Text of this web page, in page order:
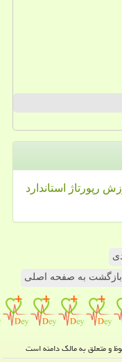
رپورتاژ
استاندارد
بازگشت به صفحه اصلی